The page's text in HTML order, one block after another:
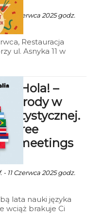
- 11 Czerwca 2025 godz.
Restauracja
ul. Asnyka 11 w
z włoskim
i
Wydarzenie
o godzinie 17:00, a
jest bezpłatny.
Hola! –
środy w
Artystycznej.
Free
meetings
- 11 Czerwca 2025 godz.
lata nauki języka
wciąż brakuje Ci